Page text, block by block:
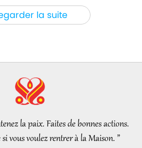
la suite
2026-08-05
L’éthique islamique concernant
partie 1/2
la paix. Faites de bonnes actions.
vous voulez rentrer à la Maison. ”